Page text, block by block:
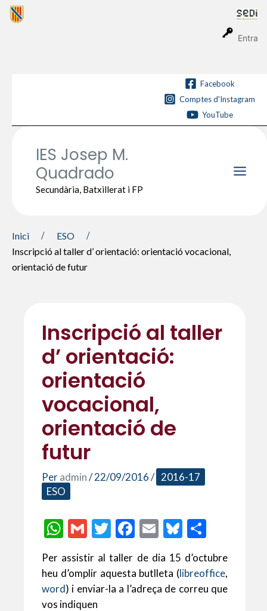
Entra
Vés
Facebook
Comptes d'Instagram
YouTube
IES Josep M.
Quadrado
Secundària, Batxillerat i FP
Inici
ESO
Inscripció al taller d’ orientació: orientació vocacional,
orientació de futur
Inscripció al taller
d’ orientació:
orientació
vocacional,
orientació de
futur
Peradmin/22/09/2016/ 2016-17
ESO
W
at
s
A
G
ai
l
T
itt
er
F
e
b
E
ai
l
Bl
es
ky
m
p
Per assistir al taller de dia 15 d’octubre
heu d’omplir aquesta butlleta (libreoffice,
word) i enviar-la a l’adreça de correu que
vos indiquen